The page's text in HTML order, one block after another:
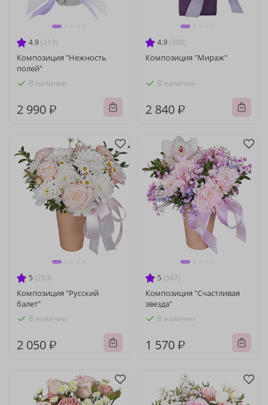
4.9 (213)
Композиция "Нежность
полей"
В наличии
2 990 ₽
4.9 (300)
Композиция "Мираж"
В наличии
2 840 ₽
5 (293)
Композиция "Русский
балет"
В наличии
2 050 ₽
5 (547)
Композиция "Счастливая
звезда"
В наличии
1 570 ₽